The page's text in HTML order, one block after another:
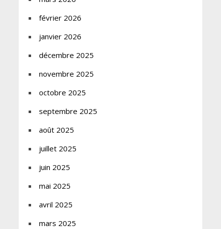
février 2026
janvier 2026
décembre 2025
novembre 2025
octobre 2025
septembre 2025
août 2025
juillet 2025
juin 2025
mai 2025
avril 2025
mars 2025